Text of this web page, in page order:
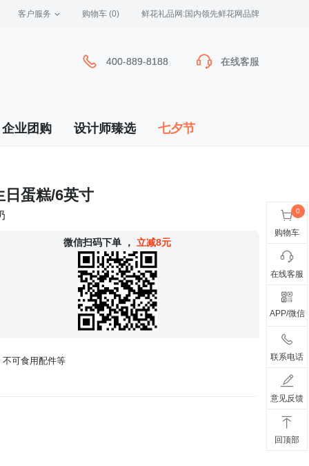
客户服务 购物车 (0) 鲜花礼品网:国内领先鲜花网品牌
400-889-8188 在线客服
400-889-8188 在线客服
企业团购 设计师臻选 七夕节
日蛋糕/6英寸
微信扫码下单 ， 立减8元
可食用配件等
购物车
在线客服
APP/微信
联系电话
意见反馈
回顶部